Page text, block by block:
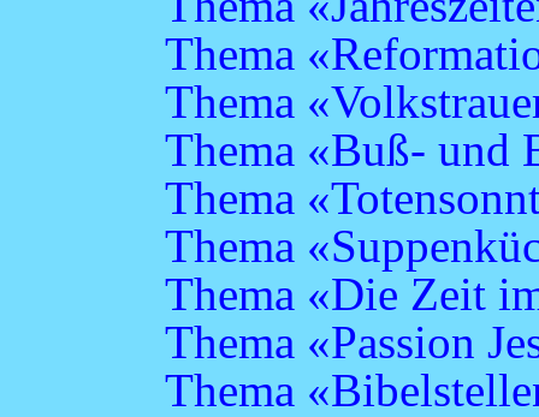
Thema
Thema
Thema «Buß- und
Thema
Thema
Thema «Die Zeit
Thema «Passion
Thema